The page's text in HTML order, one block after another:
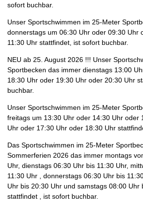
sofort buchbar.
Unser Sportschwimmen im 25-Meter
donnerstags um 06:30 Uhr oder 09:30 Uhr
11:30 Uhr stattfindet, ist sofort buchbar.
NEU ab 25. August 2026 !!! Unser
Sportbecken das immer dienstags 13:00
18:30 Uhr oder 19:30 Uhr oder 20:30 Uhr
buchbar.
Unser Sportschwimmen im 25-Meter
freitags um 13:30 Uhr oder 14:30 Uhr oder
Uhr oder 17:30 Uhr oder 18:30 Uhr
Das Sportschwimmen im 25-Meter
Sommerferien 2026 das immer montags
Uhr, dienstags 06:30 Uhr bis 11:30 Uhr,
11:30 Uhr , donnerstags 06:30 Uhr bis
Uhr bis 20:30 Uhr und samstags 08:00 Uhr
stattfindet , ist sofort buchbar.